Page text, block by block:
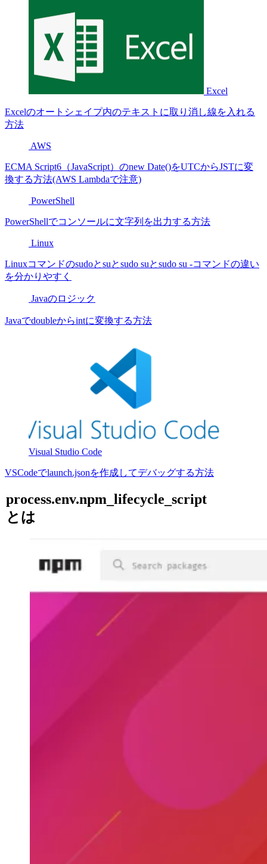
Excel
Excelのオートシェイプ内のテキストに取り消し線を入れる
方法
AWS
ECMA Script6（JavaScript）のnew Date()をUTCからJSTに変
換する方法(AWS Lambdaで注意)
PowerShell
PowerShellでコンソールに文字列を出力する方法
Linux
Linuxコマンドのsudoとsuとsudo suとsudo su -コマンドの違い
を分かりやすく
Javaのロジック
Javaでdoubleからintに変換する方法
Visual Studio Code
VSCodeでlaunch.jsonを作成してデバッグする方法
process.env.npm_lifecycle_script
とは